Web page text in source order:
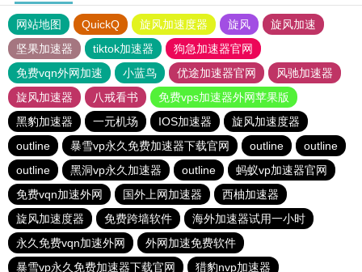
网站地图 QuickQ 旋风加速度器 旋风
旋风加速
坚果加速器
tiktok加速器
狗急加速器官网
免费vqn外网加速
小蓝鸟 优途加速器官网
风驰加速器
旋风加速器
八戒看书
免费vps加速器外网苹果版
黑豹加速器
一元机场 IOS加速器
旋风加速度器
outline
暴雪vp永久免费加速器下载官网 outline
outline
outline
黑洞vp永久加速器 outline
蚂蚁vp加速器官网
免费vqn加速外网
国外上网加速器
西柚加速器
旋风加速度器
免费跨墙软件
海外加速器试用一小时
永久免费vqn加速外网
外网加速免费软件
暴雪vp永久免费加速器下载官网
猎豹nvp加速器